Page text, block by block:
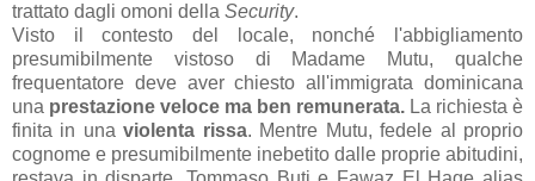
trattato dagli omoni della Security.
Visto il contesto del locale, nonché l'abbigliamento
presumibilmente vistoso di Madame Mutu, qualche
frequentatore deve aver chiesto all'immigrata dominicana
una prestazione veloce ma ben remunerata. La richiesta è
finita in unaviolenta rissa. Mentre Mutu, fedele al proprio
cognome e presumibilmente inebetito dalle proprie abitudini,